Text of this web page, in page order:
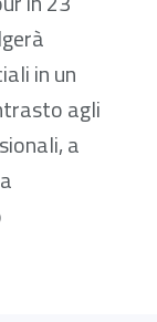
in un
agli
a